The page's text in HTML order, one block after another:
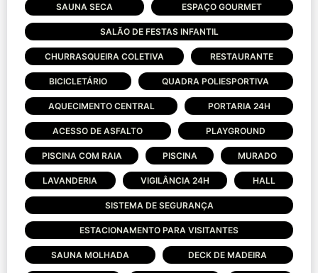
SAUNA SECA ESPAÇO GOURMET
SALÃO DE FESTAS INFANTIL
CHURRASQUEIRA COLETIVA RESTAURANTE
BICICLETÁRIO QUADRA POLIESPORTIVA
AQUECIMENTO CENTRAL PORTARIA 24H
ACESSO DE ASFALTO PLAYGROUND
PISCINA COM RAIA PISCINA MURADO
LAVANDERIA VIGILÂNCIA 24H HALL
SISTEMA DE SEGURANÇA
ESTACIONAMENTO PARA VISITANTES
SAUNA MOLHADA DECK DE MADEIRA